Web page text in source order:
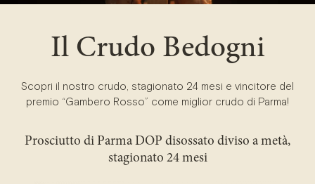
Il Crudo Bedogni
Scopri il nostro crudo, stagionato 24 mesi e vincitore del
premio “Gambero Rosso” come miglior crudo di Parma!
Prosciutto di Parma DOP disossato diviso a metà,
stagionato 24 mesi